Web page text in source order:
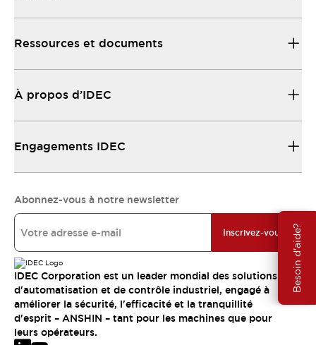
Besoin d'aide?
Ressources et documents
À propos d’IDEC
Engagements IDEC
Abonnez-vous à notre newsletter
Inscrivez-vous
IDEC Corporation est un leader mondial des solutions
d'automatisation et de contrôle industriel, engagé à
améliorer la sécurité, l'efficacité et la tranquillité
d'esprit – ANSHIN – tant pour les machines que pour
leurs opérateurs.